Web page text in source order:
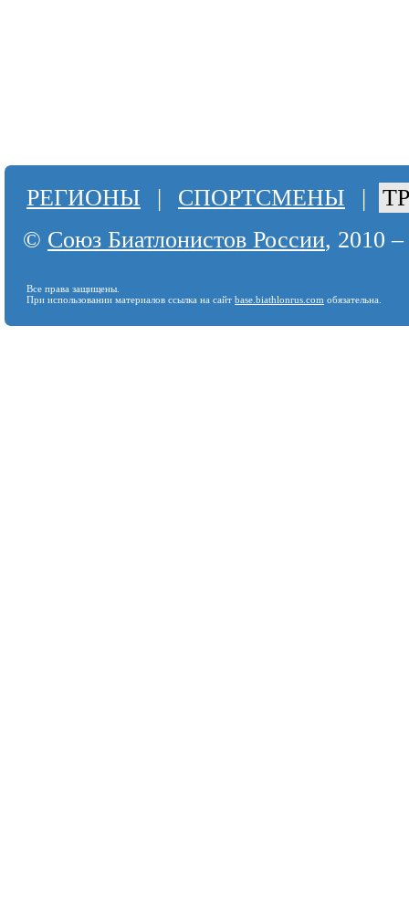
РЕГИОНЫ | СПОРТСМЕНЫ |
© Союз Биатлонистов России, 2010
Все права защищены.
При использовании материалов ссылка на сайт base.biathlonrus.com обязательна.